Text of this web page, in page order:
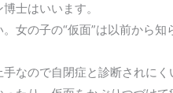
士はいいます。
女の子の“仮面”は以前から
なので自閉症と診断されにく